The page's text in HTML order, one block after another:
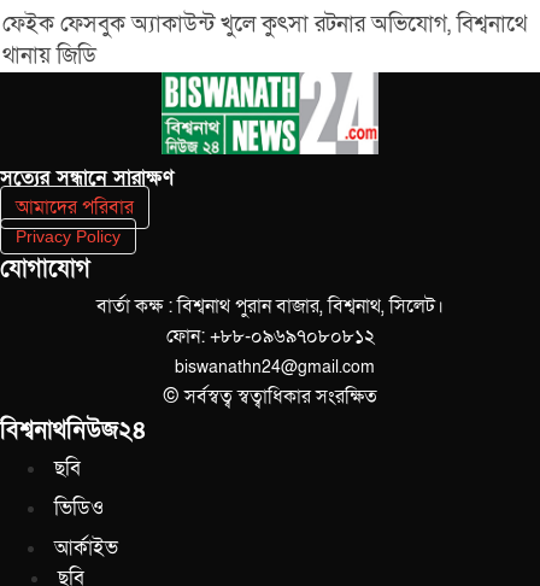
ফেইক ফেসবুক অ্যাকাউন্ট খুলে কুৎসা রটনার অভিযোগ, বিশ্বনাথে
থানায় জিডি
সত‌্যের সন্ধানে সারাক্ষণ
আমাদের পরিবার
Privacy Policy
যোগাযোগ
বার্তা কক্ষ : বিশ্বনাথ পুরান বাজার, বিশ্বনাথ, সিলেট।
ফোন: +৮৮-০৯৬৯৭০৮০৮১২
biswanathn24@gmail.com
© সর্বস্বত্ব স্বত্বাধিকার সংরক্ষিত
বিশ্বনাথনিউজ২৪
ছবি
ভিডিও
আর্কাইভ
ছবি